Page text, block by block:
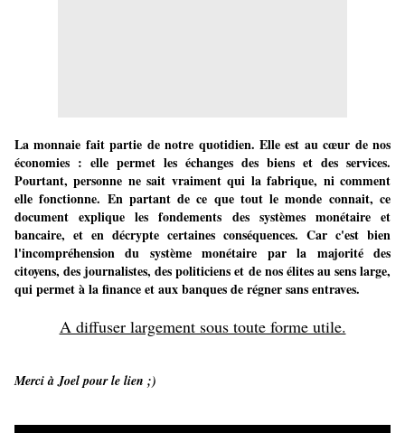
La monnaie fait partie de notre quotidien. Elle est au cœur de nos
économies : elle permet les échanges des biens et des services.
Pourtant, personne ne sait vraiment qui la fabrique, ni comment
elle fonctionne. En partant de ce que tout le monde connait, ce
document explique les fondements des systèmes monétaire et
bancaire, et en décrypte certaines conséquences. Car c'est bien
l'incompréhension du système monétaire par la majorité des
citoyens, des journalistes, des politiciens et de nos élites au sens large,
qui permet à la finance et aux banques de régner sans entraves.
A diffuser largement sous toute forme utile.
Merci à Joel pour le lien ;)